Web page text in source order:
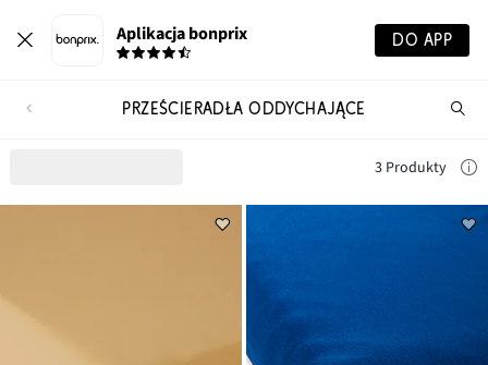
Aplikacja bonprix DO APP
PRZEŚCIERADŁA ODDYCHAJĄCE
3 Produkty